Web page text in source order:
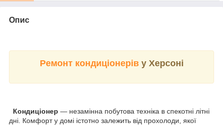
Опис
Ремонт кондиціонеріву Херсоні
Кондиціонер — незамінна побутова техніка в спекотні літні
дні. Комфорт у домі істотно залежить від прохолоди, якої